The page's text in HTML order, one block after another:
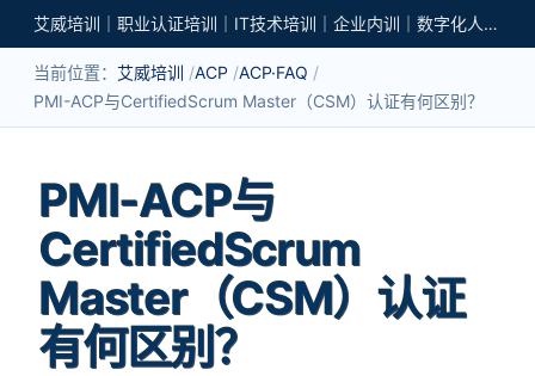
艾威培训｜职业认证培训｜IT技术培训｜企业内训｜数字化人才培养
当前位置： 艾威培训 ACP ACP·FAQ
PMI-ACP与CertifiedScrum Master（CSM）认证有何区别？
PMI-ACP与
CertifiedScrum
Master（CSM）认证
有何区别？